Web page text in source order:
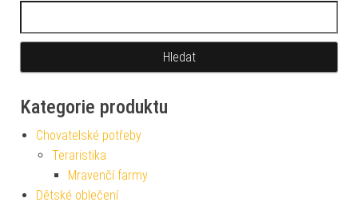
Kategorie produktu
Chovatelské potřeby
Teraristika
Mravenčí farmy
Dětské oblečení